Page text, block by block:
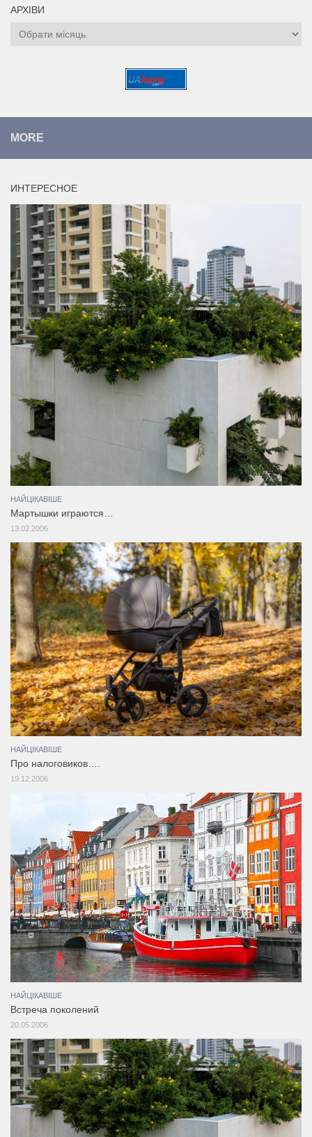
АРХІВИ
Архіви
MORE
ИНТЕРЕСНОЕ
НАЙЦІКАВІШЕ
Мартышки играются…
13.02.2006
НАЙЦІКАВІШЕ
Про налоговиков….
19.12.2006
НАЙЦІКАВІШЕ
Встреча поколений
20.05.2006